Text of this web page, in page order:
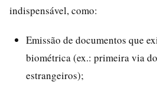
indispensável, como:
Emissão de documentos que
biométrica (ex.: primeira via
estrangeiros);